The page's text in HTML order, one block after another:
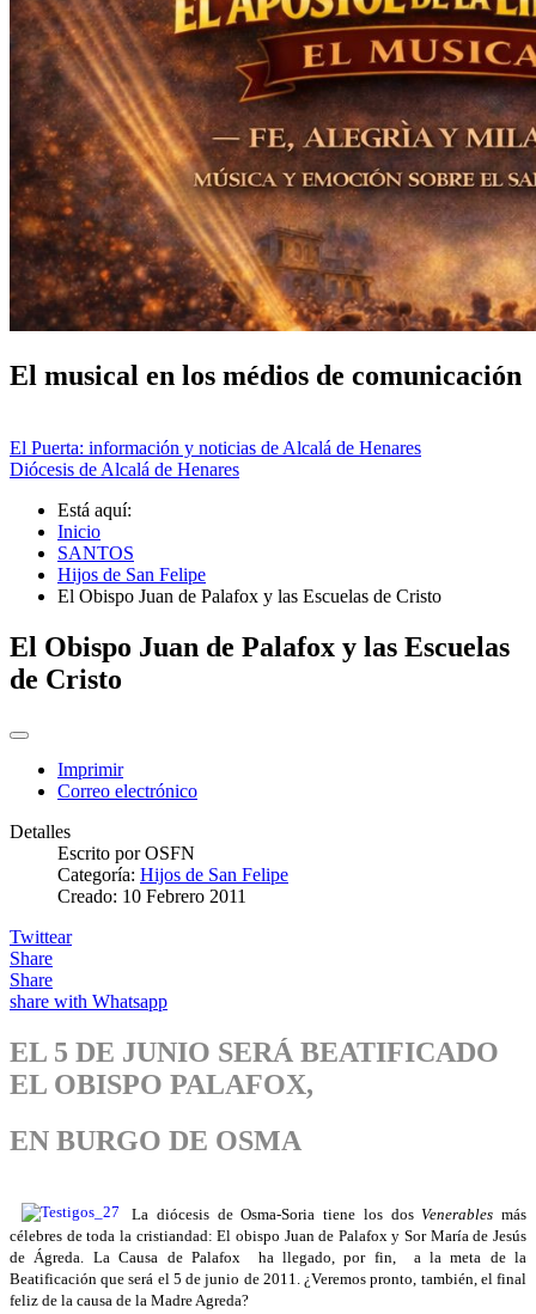
El musical en los médios de comunicación
El Puerta: información y noticias de Alcalá de Henares
Diócesis de Alcalá de Henares
Está aquí:
Inicio
SANTOS
Hijos de San Felipe
El Obispo Juan de Palafox y las Escuelas de Cristo
El Obispo Juan de Palafox y las Escuelas
de Cristo
Imprimir
Correo electrónico
Detalles
Escrito porOSFN
Categoría: Hijos de San Felipe
Creado: 10 Febrero 2011
Twittear
Share
Share
share with Whatsapp
EL 5 DE JUNIO SERÁ BEATIFICADO
EL OBISPO PALAFOX,
EN BURGO DE OSMA
La diócesis de Osma-Soria tiene los dosVenerables más
célebres de toda la cristiandad: El obispo Juan de Palafox y Sor María de Jesús
de Ágreda. La Causa de Palafox ha llegado, por fin, a la meta de la
Beatificación que será el 5 de junio de 2011. ¿Veremos pronto, también, el final
feliz de la causa de la Madre Agreda?